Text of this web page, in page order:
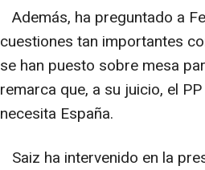
Además, ha preguntado a
cuestiones tan importantes
se han puesto sobre mesa
remarca que, a su juicio, el
necesita España.
Saiz ha intervenido en la